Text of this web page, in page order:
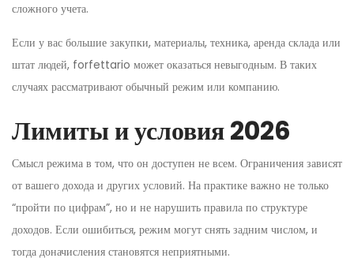
сложного учета.
Если у вас большие закупки, материалы, техника, аренда склада или
штат людей, forfettario может оказаться невыгодным. В таких
случаях рассматривают обычный режим или компанию.
Лимиты и условия 2026
Смысл режима в том, что он доступен не всем. Ограничения зависят
от вашего дохода и других условий. На практике важно не только
“пройти по цифрам”, но и не нарушить правила по структуре
доходов. Если ошибиться, режим могут снять задним числом, и
тогда доначисления становятся неприятными.